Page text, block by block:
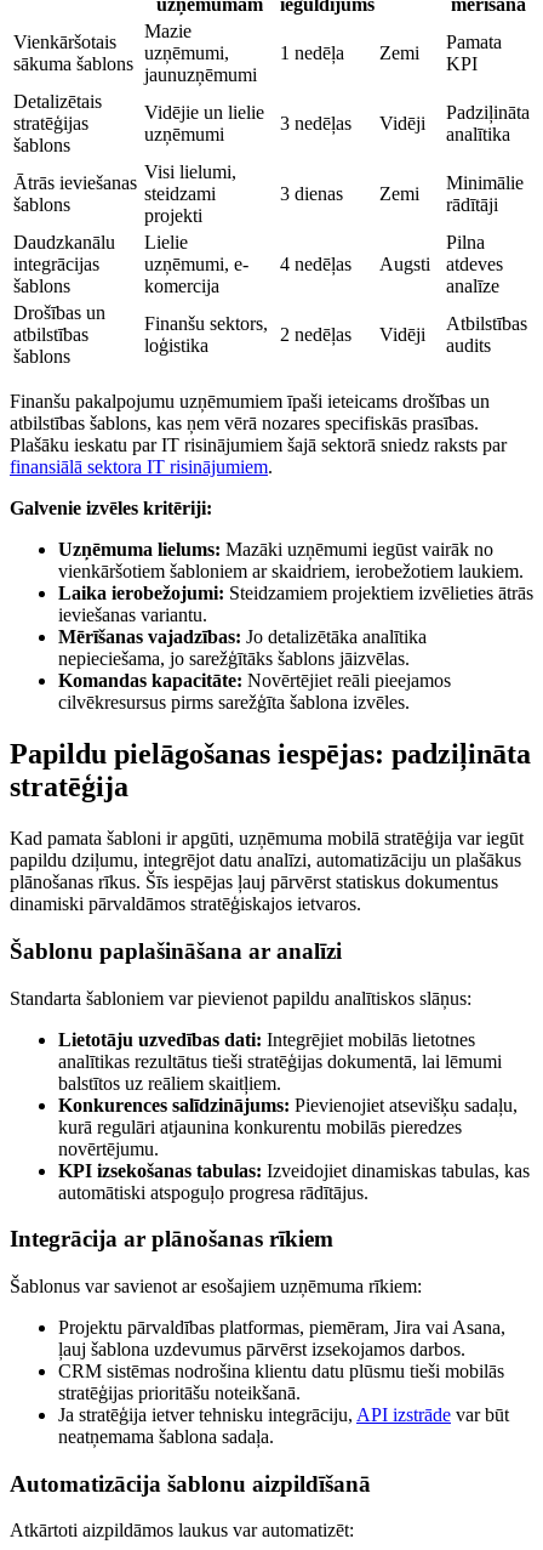
uzņēmumam ieguldījums
mērīšana
Vienkāršotais
sākuma šablons
Mazie
uzņēmumi,
jaunuzņēmumi
1 nedēļa Zemi
Pamata
KPI
Detalizētais
stratēģijas
šablons
Vidējie un lielie
uzņēmumi
3 nedēļas Vidēji
Padziļināta
analītika
Ātrās ieviešanas
šablons
Visi lielumi,
steidzami
projekti
3 dienas Zemi
Minimālie
rādītāji
Daudzkanālu
integrācijas
šablons
Lielie
uzņēmumi, e-
komercija
4 nedēļas Augsti
Pilna
atdeves
analīze
Drošības un
atbilstības
šablons
Finanšu sektors,
loģistika
2 nedēļas Vidēji
Atbilstības
audits
Finanšu pakalpojumu uzņēmumiem īpaši ieteicams drošības un
atbilstības šablons, kas ņem vērā nozares specifiskās prasības.
Plašāku ieskatu par IT risinājumiem šajā sektorā sniedz raksts par
finansiālā sektora IT risinājumiem.
Galvenie izvēles kritēriji:
Uzņēmuma lielums: Mazāki uzņēmumi iegūst vairāk no
vienkāršotiem šabloniem ar skaidriem, ierobežotiem laukiem.
Laika ierobežojumi: Steidzamiem projektiem izvēlieties ātrās
ieviešanas variantu.
Mērīšanas vajadzības: Jo detalizētāka analītika
nepieciešama, jo sarežģītāks šablons jāizvēlas.
Komandas kapacitāte: Novērtējiet reāli pieejamos
cilvēkresursus pirms sarežģīta šablona izvēles.
Papildu pielāgošanas iespējas: padziļināta
stratēģija
Kad pamata šabloni ir apgūti, uzņēmuma mobilā stratēģija var iegūt
papildu dziļumu, integrējot datu analīzi, automatizāciju un plašākus
plānošanas rīkus. Šīs iespējas ļauj pārvērst statiskus dokumentus
dinamiski pārvaldāmos stratēģiskajos ietvaros.
Šablonu paplašināšana ar analīzi
Standarta šabloniem var pievienot papildu analītiskos slāņus:
Lietotāju uzvedības dati: Integrējiet mobilās lietotnes
analītikas rezultātus tieši stratēģijas dokumentā, lai lēmumi
balstītos uz reāliem skaitļiem.
Konkurences salīdzinājums: Pievienojiet atsevišķu sadaļu,
kurā regulāri atjaunina konkurentu mobilās pieredzes
novērtējumu.
KPI izsekošanas tabulas: Izveidojiet dinamiskas tabulas, kas
automātiski atspoguļo progresa rādītājus.
Integrācija ar plānošanas rīkiem
Šablonus var savienot ar esošajiem uzņēmuma rīkiem:
Projektu pārvaldības platformas, piemēram, Jira vai Asana,
ļauj šablona uzdevumus pārvērst izsekojamos darbos.
CRM sistēmas nodrošina klientu datu plūsmu tieši mobilās
stratēģijas prioritāšu noteikšanā.
Ja stratēģija ietver tehnisku integrāciju, API izstrāde var būt
neatņemama šablona sadaļa.
Automatizācija šablonu aizpildīšanā
Atkārtoti aizpildāmos laukus var automatizēt: